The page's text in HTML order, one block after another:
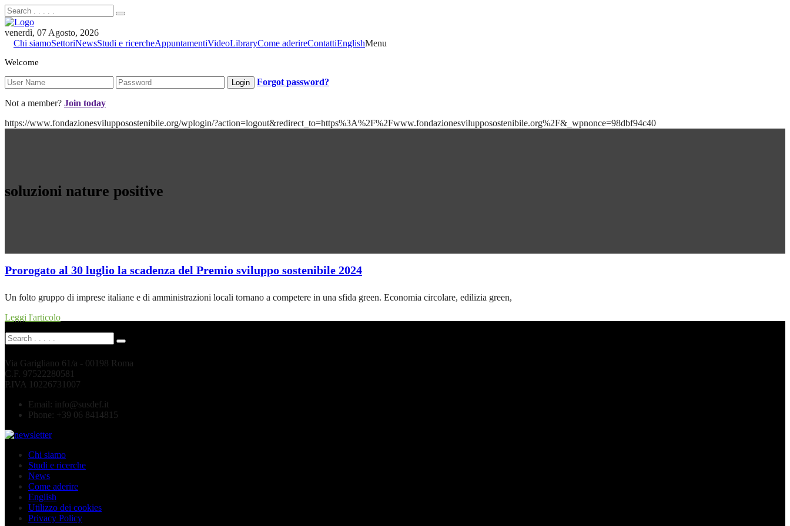
venerdì, 07 Agosto, 2026
Chi siamoSettoriNewsStudi e ricercheAppuntamentiVideoLibraryCome aderireContattiEnglishMenu
Welcome
Forgot password?
Not a member? Join today
https://www.fondazionesvilupposostenibile.org/wplogin/?action=logout&redirect_to=https%3A%2F%2Fwww.fondazionesvilupposostenibile.org%2F&_wpnonce=98dbf94c40
soluzioni nature positive
Prorogato al 30 luglio la scadenza del Premio sviluppo sostenibile 2024
Un folto gruppo di imprese italiane e di amministrazioni locali tornano a competere in una sfida green. Economia circolare, edilizia green,
Leggi l'articolo
Via Garigliano 61/a - 00198 Roma
C.F. 97522280581
P.IVA 10226731007
Email: info@susdef.it
Phone: +39 06 8414815
Chi siamo
Studi e ricerche
News
Come aderire
English
Utilizzo dei cookies
Privacy Policy